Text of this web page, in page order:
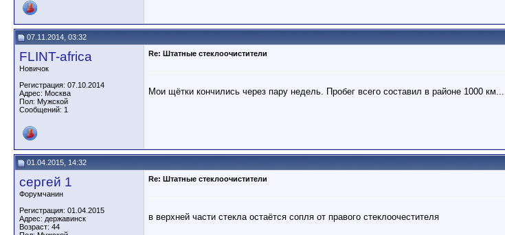
07.11.2014, 03:32
FLINT-africa
Новичок
Регистрация: 07.10.2014
Адрес: Москва
Пол: Мужской
Сообщений: 1
Re: Штатные стеклоочистители
Мои щётки кончились через пару недель. Пробег всего составил в районе 1000 км...
01.04.2015, 14:32
сергей 1
Форумчанин
Регистрация: 01.04.2015
Адрес: державинск
Возраст: 44
Re: Штатные стеклоочистители
в верхней части стекла остаётся сопля от правого стеклоочестителя